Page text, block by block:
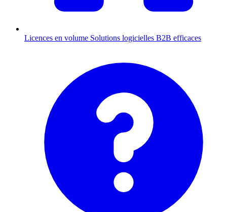
Licences en volume Solutions logicielles B2B efficaces